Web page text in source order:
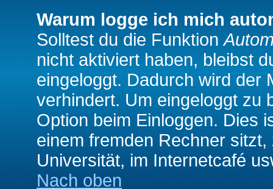
Warum logge ich mich
Solltest du die Funktion
nicht aktiviert haben, bleibst
eingeloggt. Dadurch wird der
verhindert. Um eingeloggt zu
Option beim Einloggen. Dies
einem fremden Rechner
Universität, im Internetcafé
Nach oben